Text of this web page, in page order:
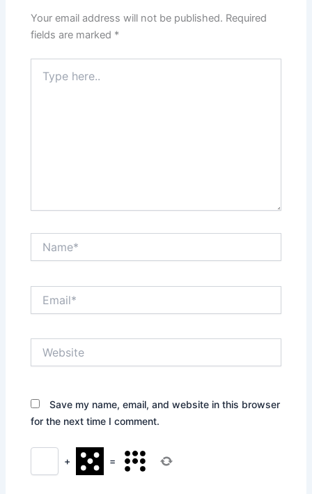
Your email address will not be published. Required
fields are marked *
here..
Save my name, email, and website in this browser
for the next time I comment.
+ =